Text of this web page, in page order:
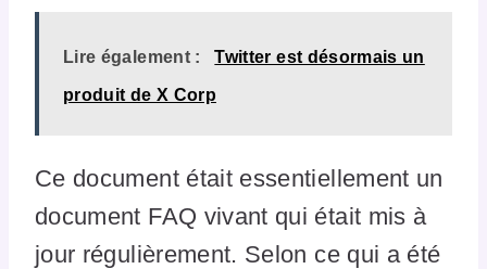
Lire également : Twitter est désormais un
produit de X Corp
Ce document était essentiellement un
document FAQ vivant qui était mis à
jour régulièrement. Selon ce qui a été